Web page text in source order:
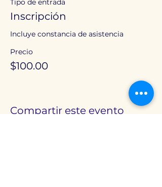
Tipo de entrada
Inscripción
Incluye constancia de asistencia
Precio
$100.00
Compartir este evento